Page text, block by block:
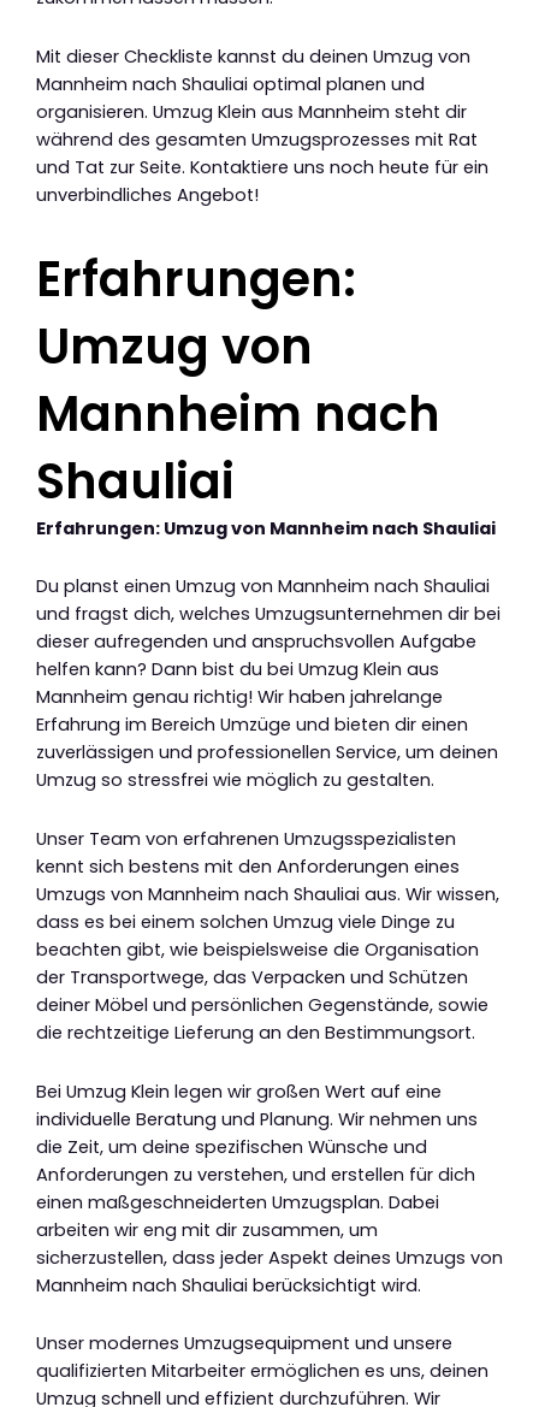
Mit dieser Checkliste kannst du deinen Umzug von
Mannheim nach Shauliai optimal planen und
organisieren. Umzug Klein aus Mannheim steht dir
während des gesamten Umzugsprozesses mit Rat
und Tat zur Seite. Kontaktiere uns noch heute für ein
unverbindliches Angebot!
Erfahrungen:
Umzug von
Mannheim nach
Shauliai
Erfahrungen: Umzug von Mannheim nach Shauliai
Du planst einen Umzug von Mannheim nach Shauliai
und fragst dich, welches Umzugsunternehmen dir bei
dieser aufregenden und anspruchsvollen Aufgabe
helfen kann? Dann bist du bei Umzug Klein aus
Mannheim genau richtig! Wir haben jahrelange
Erfahrung im Bereich Umzüge und bieten dir einen
zuverlässigen und professionellen Service, um deinen
Umzug so stressfrei wie möglich zu gestalten.
Unser Team von erfahrenen Umzugsspezialisten
kennt sich bestens mit den Anforderungen eines
Umzugs von Mannheim nach Shauliai aus. Wir wissen,
dass es bei einem solchen Umzug viele Dinge zu
beachten gibt, wie beispielsweise die Organisation
der Transportwege, das Verpacken und Schützen
deiner Möbel und persönlichen Gegenstände, sowie
die rechtzeitige Lieferung an den Bestimmungsort.
Bei Umzug Klein legen wir großen Wert auf eine
individuelle Beratung und Planung. Wir nehmen uns
die Zeit, um deine spezifischen Wünsche und
Anforderungen zu verstehen, und erstellen für dich
einen maßgeschneiderten Umzugsplan. Dabei
arbeiten wir eng mit dir zusammen, um
sicherzustellen, dass jeder Aspekt deines Umzugs von
Mannheim nach Shauliai berücksichtigt wird.
Unser modernes Umzugsequipment und unsere
qualifizierten Mitarbeiter ermöglichen es uns, deinen
Umzug schnell und effizient durchzuführen. Wir